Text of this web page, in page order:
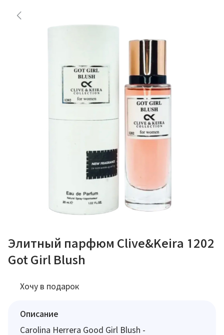
Элитный парфюм Clive&Keira 1202
Got Girl Blush
Хочу в подарок
Описание
Carolina Herrera Good Girl Blush -